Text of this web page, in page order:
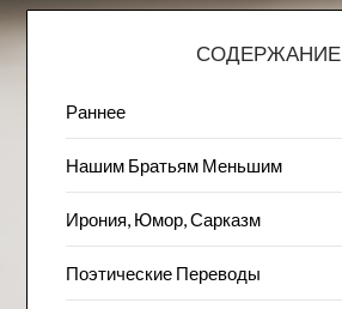
СОДЕРЖАНИЕ
Раннее
Нашим Братьям Меньшим
Ирония, Юмор, Сарказм
Поэтические Переводы